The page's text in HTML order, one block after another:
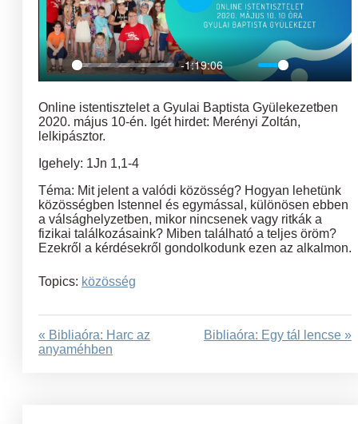
Play
-1:19:06
Mute Settings
Play
Online istentisztelet a Gyulai Baptista Gyülekezetben
2020. május 10-én. Igét hirdet: Merényi Zoltán,
lelkipásztor.
Igehely: 1Jn 1,1-4
Téma: Mit jelent a valódi közösség? Hogyan lehetünk
közösségben Istennel és egymással, különösen ebben
a válsághelyzetben, mikor nincsenek vagy ritkák a
fizikai találkozásaink? Miben található a teljes öröm?
Ezekről a kérdésekről gondolkodunk ezen az alkalmon.
Topics: közösség
« Bibliaóra: Harc az
anyaméhben
Bibliaóra: Egy tál lencse »